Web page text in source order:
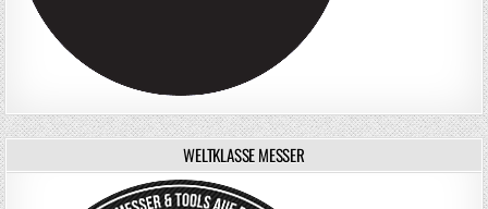
WELTKLASSE MESSER